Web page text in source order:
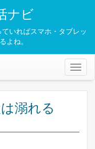
ナビ
いればスマホ・タブレッ
よね。
溺れる